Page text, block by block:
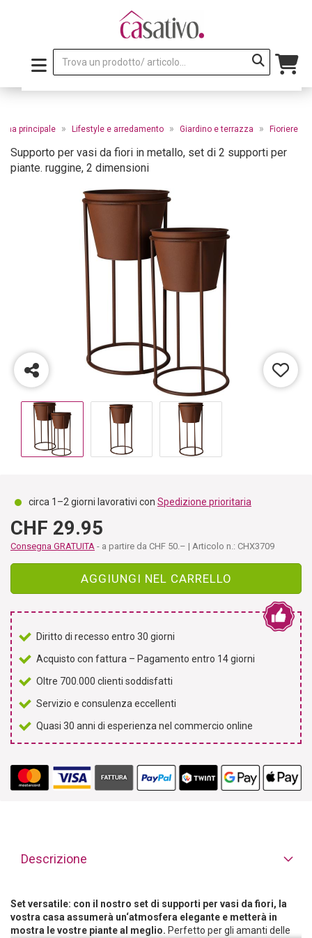
principale » Lifestyle e arredamento » Giardino e terrazza » Fioriere
Supporto per vasi da fiori in metallo, set di 2 supporti per
piante. ruggine, 2 dimensioni
circa 1–2 giorni lavorativi con Spedizione prioritaria
CHF 29.95
Consegna GRATUITA - a partire da CHF 50.– | Articolo n.: CHX3709
AGGIUNGI NEL CARRELLO
Diritto di recesso entro 30 giorni
Acquisto con fattura – Pagamento entro 14 giorni
Oltre 700.000 clienti soddisfatti
Servizio e consulenza eccellenti
Quasi 30 anni di esperienza nel commercio online
Descrizione
Set versatile: con il nostro set di supporti per vasi da fiori, la
vostra casa assumerà un‘atmosfera elegante e metterà in
mostra le vostre piante al meglio. Perfetto per gli amanti delle